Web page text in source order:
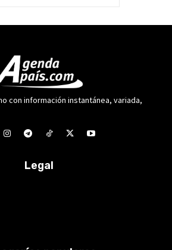
con información instantánea, variada,
Legal